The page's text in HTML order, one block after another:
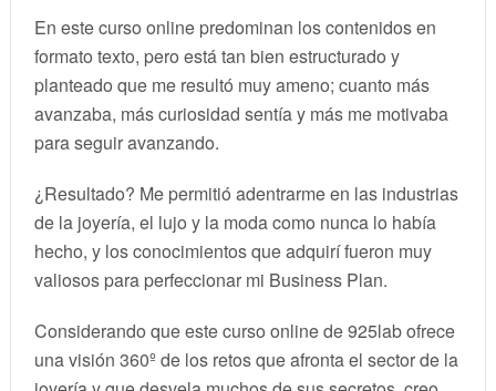
En este curso online predominan los contenidos en
formato texto, pero está tan bien estructurado y
planteado que me resultó muy ameno; cuanto más
avanzaba, más curiosidad sentía y más me motivaba
para seguir avanzando.
¿Resultado? Me permitió adentrarme en las industrias
de la joyería, el lujo y la moda como nunca lo había
hecho, y los conocimientos que adquirí fueron muy
valiosos para perfeccionar mi Business Plan.
Considerando que este curso online de 925lab ofrece
una visión 360º de los retos que afronta el sector de la